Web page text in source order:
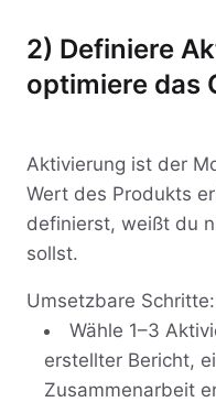
2) Definiere
optimiere das
Aktivierung ist der
Wert des Produkts
definierst, weißt du
sollst.
Umsetzbare Schritte:
Wähle 1–3
erstellter Bericht,
Zusammenarbeit